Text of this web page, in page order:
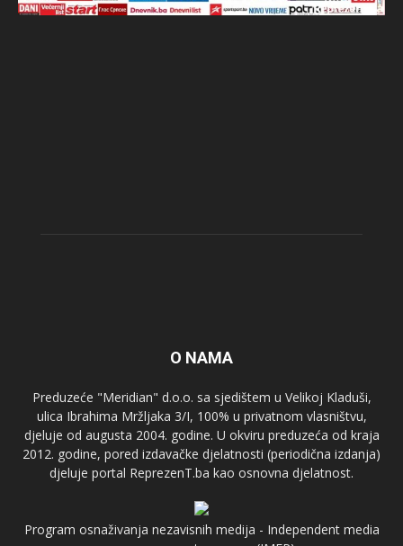
O NAMA
Preduzeće "Meridian" d.o.o. sa sjedištem u Velikoj Kladuši,
ulica Ibrahima Mržljaka 3/I, 100% u privatnom vlasništvu,
djeluje od augusta 2004. godine. U okviru preduzeća od kraja
2012. godine, pored izdavačke djelatnosti (periodična izdanja)
djeluje portal ReprezenT.ba kao osnovna djelatnost.
Program osnaživanja nezavisnih medija - Independent media